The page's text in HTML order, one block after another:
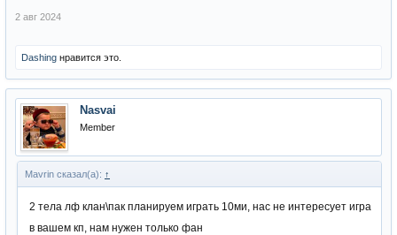
2 авг 2024
Dashing нравится это.
Nasvai
Member
Mavrin сказал(а): ↑
2 тела лф клан\пак планируем играть 10ми, нас не интересует игра
в вашем кп, нам нужен только фан